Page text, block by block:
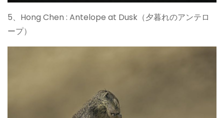
5、Hong Chen : Antelope at Dusk（夕暮れのアンテロ
ープ）